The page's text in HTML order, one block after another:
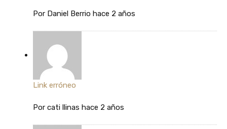
Por Daniel Berrio hace 2 años
Link erróneo
Por cati llinas hace 2 años